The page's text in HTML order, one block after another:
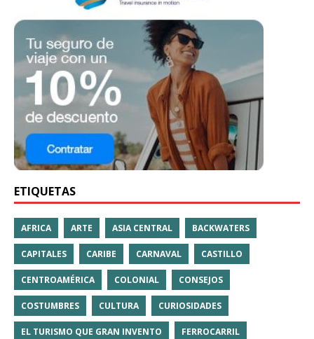
ETIQUETAS
AFRICA ARTE ASIA CENTRAL BACKWATERS
CAPITALES CARIBE CARNAVAL CASTILLO
CENTROAMÉRICA COLONIAL CONSEJOS
COSTUMBRES CULTURA CURIOSIDADES
EL TURISMO QUE GRAN INVENTO FERROCARRIL